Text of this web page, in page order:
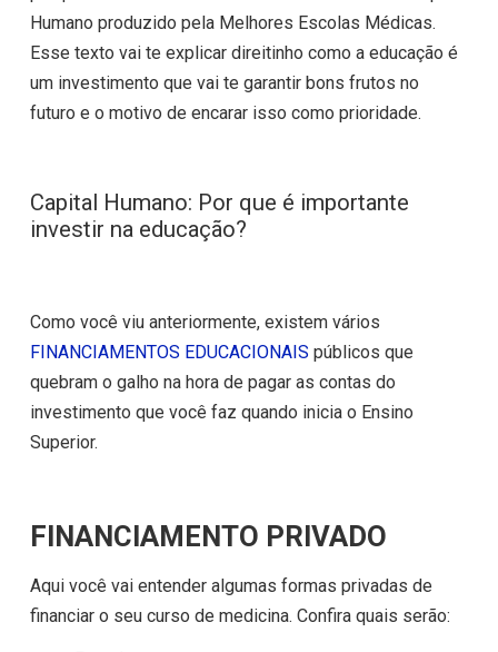
Humano produzido pela Melhores Escolas Médicas.
Esse texto vai te explicar direitinho como a educação é
um investimento que vai te garantir bons frutos no
futuro e o motivo de encarar isso como prioridade.
Capital Humano: Por que é importante
investir na educação?
Como você viu anteriormente, existem vários
FINANCIAMENTOS EDUCACIONAIS públicos que
quebram o galho na hora de pagar as contas do
investimento que você faz quando inicia o Ensino
Superior.
FINANCIAMENTO PRIVADO
Aqui você vai entender algumas formas privadas de
financiar o seu curso de medicina. Confira quais serão: